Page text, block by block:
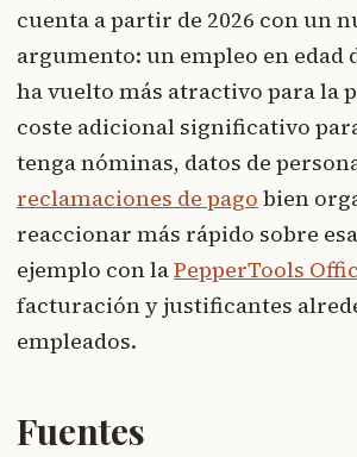
cuenta a partir de 2026 con un
argumento: un empleo en edad
ha vuelto más atractivo para la
coste adicional significativo
tenga nóminas, datos de
reclamaciones de pago bien
reaccionar más rápido sobre
ejemplo con laPepperTools
facturación y justificantes
empleados.
Fuentes